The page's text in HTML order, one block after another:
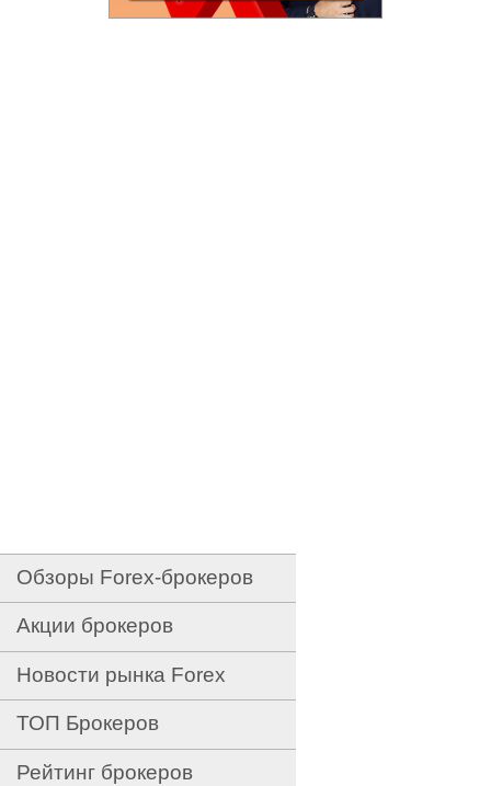
Обзоры Forex-брокеров
Акции брокеров
Новости рынка Forex
ТОП Брокеров
Рейтинг брокеров